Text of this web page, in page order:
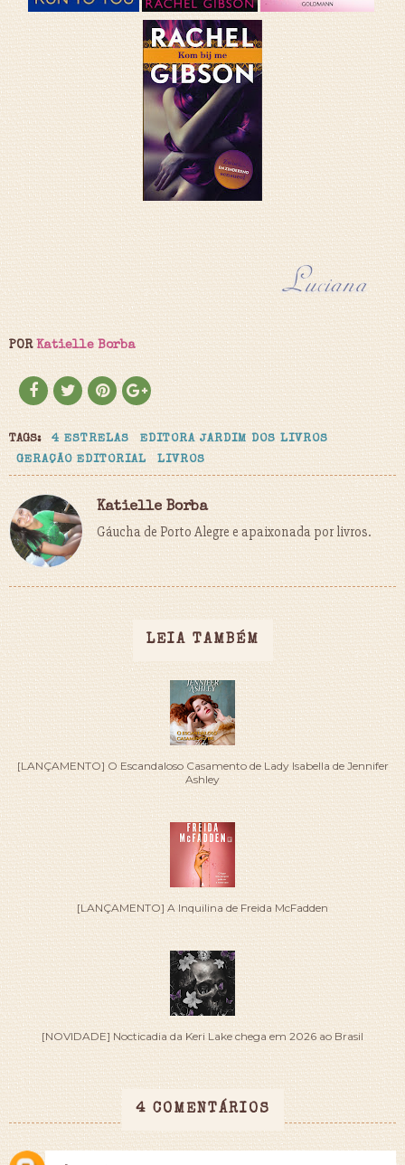
POR Katielle Borba
TAGS: 4 ESTRELAS
EDITORA JARDIM DOS LIVROS
GERAÇÃO EDITORIAL
LIVROS
Katielle Borba
Gáucha de Porto Alegre e apaixonada por livros.
LEIA TAMBÉM
[LANÇAMENTO] O Escandaloso Casamento de Lady Isabella de Jennifer
Ashley
[LANÇAMENTO] A Inquilina de Freida McFadden
[NOVIDADE] Nocticadia da Keri Lake chega em 2026 ao Brasil
4 COMENTÁRIOS